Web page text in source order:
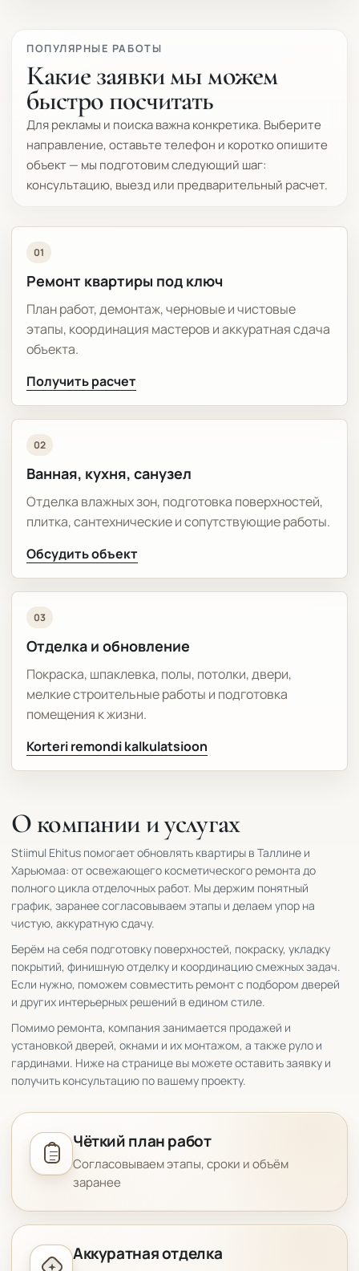
ПОПУЛЯРНЫЕ РАБОТЫ
Какие заявки мы можем
быстро посчитать
Для рекламы и поиска важна конкретика. Выберите
направление, оставьте телефон и коротко опишите
объект — мы подготовим следующий шаг:
консультацию, выезд или предварительный расчет.
01
Ремонт квартиры под ключ
План работ, демонтаж, черновые и чистовые
этапы, координация мастеров и аккуратная сдача
объекта.
Получить расчет
02
Ванная, кухня, санузел
Отделка влажных зон, подготовка поверхностей,
плитка, сантехнические и сопутствующие работы.
Обсудить объект
03
Отделка и обновление
Покраска, шпаклевка, полы, потолки, двери,
мелкие строительные работы и подготовка
помещения к жизни.
Korteri remondi kalkulatsioon
О компании и услугах
Stiimul Ehitus помогает обновлять квартиры в Таллине и
Харьюмаа: от освежающего косметического ремонта до
полного цикла отделочных работ. Мы держим понятный
график, заранее согласовываем этапы и делаем упор на
чистую, аккуратную сдачу.
Берём на себя подготовку поверхностей, покраску, укладку
покрытий, финишную отделку и координацию смежных задач.
Если нужно, поможем совместить ремонт с подбором дверей
и других интерьерных решений в едином стиле.
Помимо ремонта, компания занимается продажей и
установкой дверей, окнами и их монтажом, а также руло и
гардинами. Ниже на странице вы можете оставить заявку и
получить консультацию по вашему проекту.
Чёткий план работ
Согласовываем этапы, сроки и объём
заранее
Аккуратная отделка